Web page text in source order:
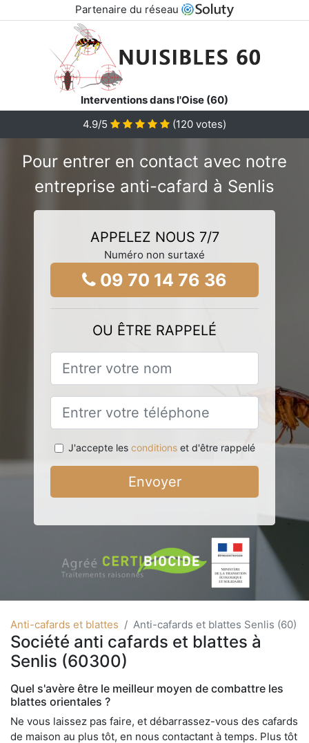
Partenaire du réseau
Interventions dans l'Oise (60)
4.9/5
(120 votes)
Pour entrer en contact avec notre
entreprise anti-cafard à Senlis
APPELEZ NOUS 7/7
Numéro non surtaxé
09 70 14 76 36
OU ÊTRE RAPPELÉ
J'accepte les conditionset d'être rappelé
Envoyer
Anti-cafards et blattes Anti-cafards et blattes Senlis (60)
Société anti cafards et blattes à
Senlis (60300)
Quel s'avère être le meilleur moyen de combattre les
blattes orientales ?
Ne vous laissez pas faire, et débarrassez-vous des cafards
de maison au plus tôt, en nous contactant à temps. Plus tôt